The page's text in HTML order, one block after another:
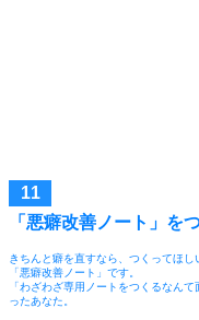
「悪癖改善ノート」を
きちんと癖を直すなら、つくってほし
「悪癖改善ノート」です。
「わざわざ専用ノートをつくるなん
ったあなた。